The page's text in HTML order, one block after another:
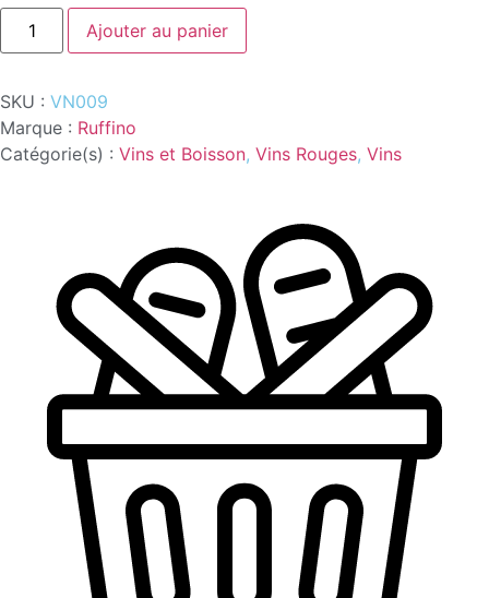
quantité
CHIANTI
RUFFINO
Ajouter au panier
SKU : VN009
Marque : Ruffino
Catégorie(s) : Vins et Boisson, Vins Rouges, Vins